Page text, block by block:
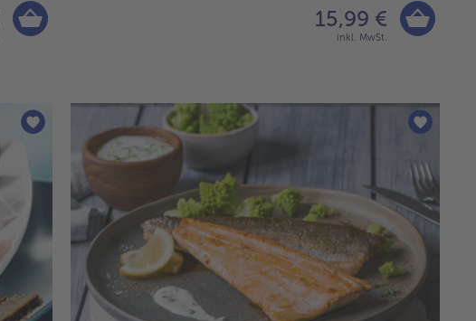
15,99 €
inkl. MwSt.